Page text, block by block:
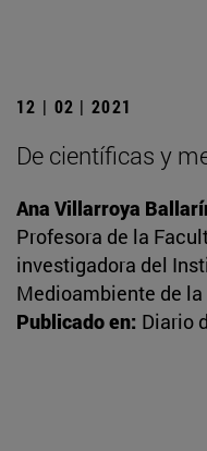
12 | 02 | 2021
De científicas y
Ana Villarroya
Profesora de la
investigadora del
Medioambiente de
Publicado en: Diario